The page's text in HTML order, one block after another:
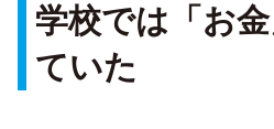
学校では「お
ていた